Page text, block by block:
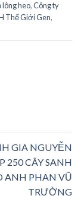
lông heo,Công ty
Thế Giới Gen,
GIA NGUYỄN
250 CÂY SANH
ANH PHAN VŨ
TRƯỜNG